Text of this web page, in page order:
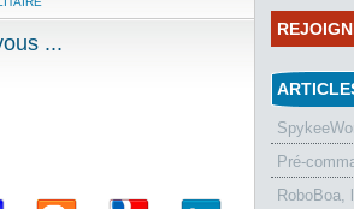
...
Pré-
RoboBoa,